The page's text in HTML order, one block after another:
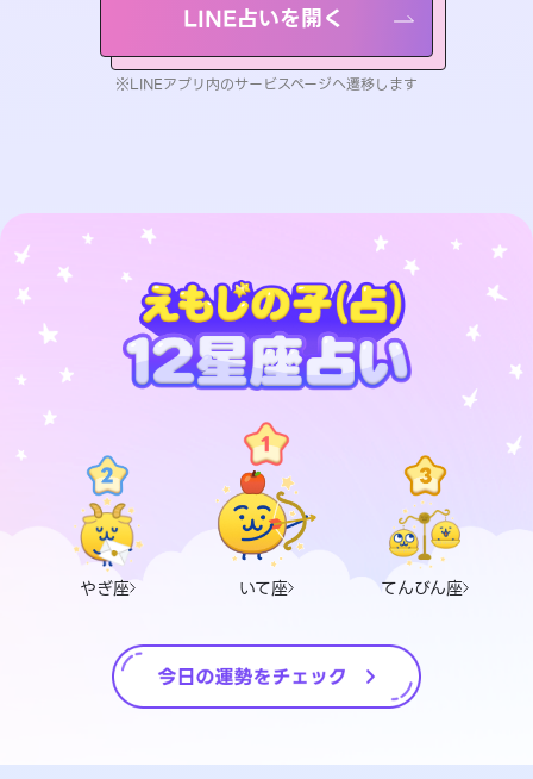
LINE占いを開く
※LINEアプリ内のサービスページへ遷移します
やぎ座 いて座 てんびん座